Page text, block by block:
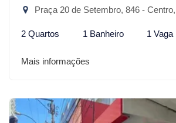
Praça 20 de Setembro, 846 -
2 Quartos 1 Banheiro 1 Vaga
Mais informações